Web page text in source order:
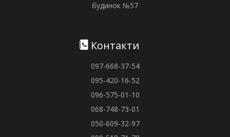
будинок №57
Контакти
097-668-37-54
095-420-16-52
096-575-01-10
068-748-73-01
050-609-32-97